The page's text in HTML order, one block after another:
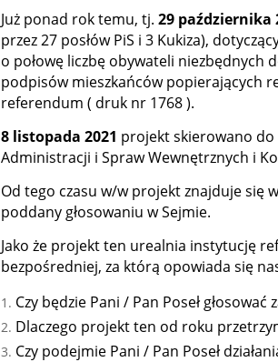
Już ponad rok temu, tj. 29 października
przez 27 posłów PiS i 3 Kukiza),
o połowę liczbę obywateli
podpisów mieszkańców popierających
referendum ( druk nr 1768).
8 listopada 2021 projekt skierowano
Administracji i Spraw Wewnętrznych i
Od tego czasu w/w projekt znajduje się
poddany głosowaniu w Sejmie.
Jako że projekt ten urealnia instytucję
bezpośredniej, za którą opowiada się
Czy będzie Pani / Pan Poseł
Dlaczego projekt ten od roku
Czy podejmie Pani / Pan Poseł